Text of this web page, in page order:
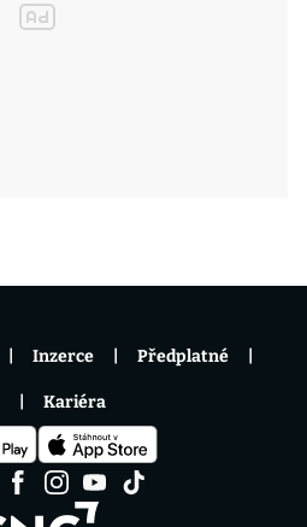
Inzerce Předplatné
Kariéra